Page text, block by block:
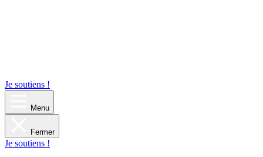
Je soutiens !
Menu
Fermer
Je soutiens !